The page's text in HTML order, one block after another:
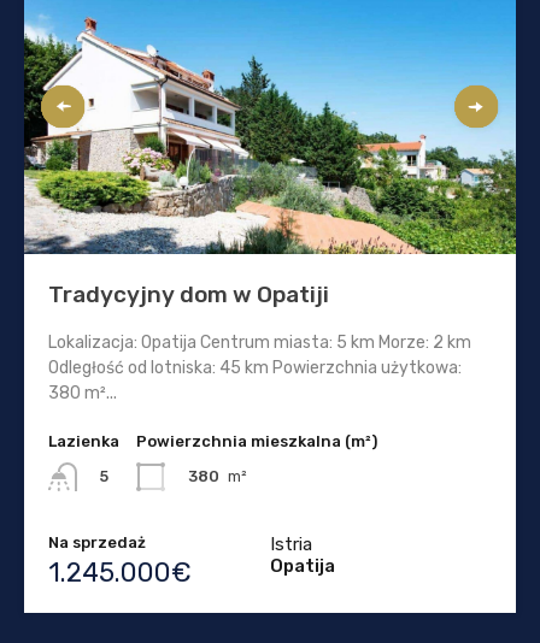
Tradycyjny dom w Opatiji
Lokalizacja: Opatija Centrum miasta: 5 km Morze: 2 km
Odległość od lotniska: 45 km Powierzchnia użytkowa:
380 m²...
Lazienka
5
Powierzchnia mieszkalna (m²)
380 m²
Na sprzedaż
1.245.000€
Istria
Opatija